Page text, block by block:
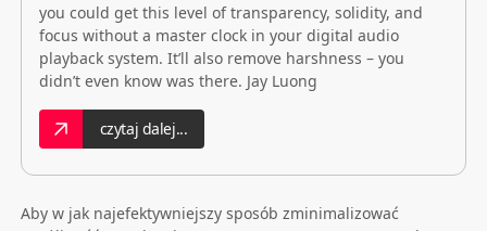
you could get this level of transparency, solidity, and
focus without a master clock in your digital audio
playback system. It’ll also remove harshness – you
didn’t even know was there. Jay Luong
czytaj dalej...
Aby w jak najefektywniejszy sposób zminimalizować